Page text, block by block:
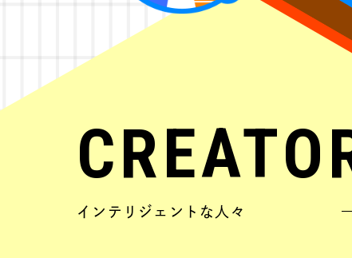
点でも魅力的です。社内での
はもちろんですが、社員旅行や
招いてのパーティ（懇親会）な
じて、さらに深い関係を築いて
インテリジェントな人々